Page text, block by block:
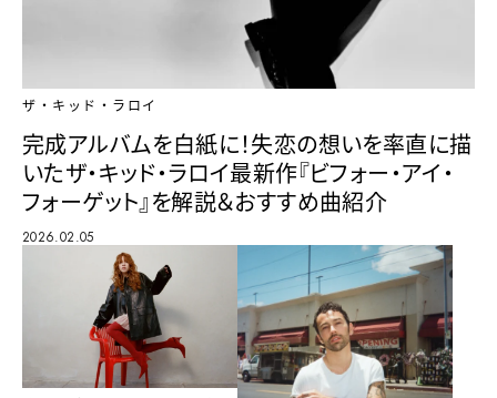
ザ・キッド・ラロイ
完成アルバムを白紙に！失恋の想いを率直に描
いたザ・キッド・ラロイ最新作『ビフォー・アイ・
フォーゲット』を解説＆おすすめ曲紹介
2026.02.05